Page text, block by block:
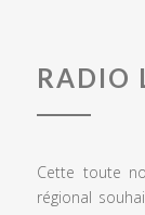
RADIO
Cette toute
régional